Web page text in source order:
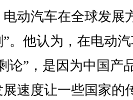
动汽车在全球发展
。他认为，在电动
论”，是因为中国产
速度让一些国家的